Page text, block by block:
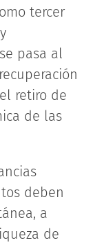
tercer
pasa al
retiro de
de las
deben
a
de